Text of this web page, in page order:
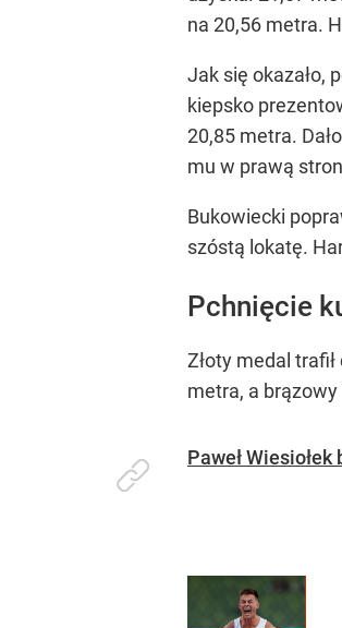
na 20,56 metra.
Jak się okazało,
kiepsko
20,85 metra.
mu w prawą
Bukowiecki
szóstą lokatę.
Pchnięcie
Złoty medal
metra, a
Paweł